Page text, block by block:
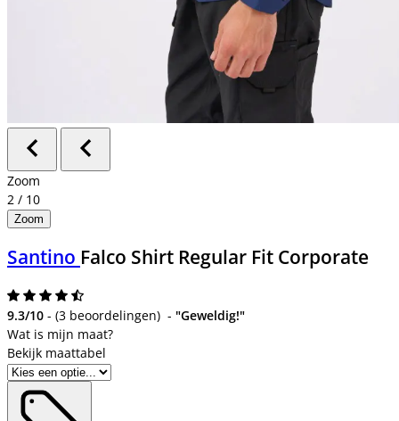
Zoom
2 / 10
Zoom
Santino Falco Shirt Regular Fit Corporate
9.3/10 - (3 beoordelingen) - "Geweldig!"
Bekijk maattabel